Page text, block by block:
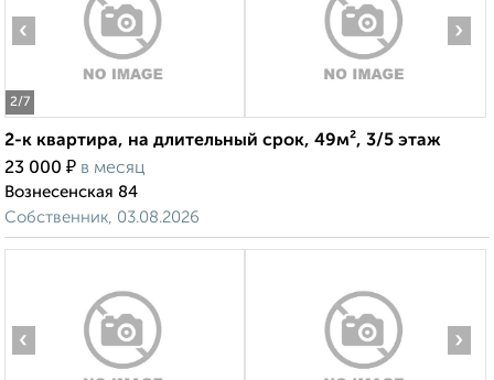
2/7
‹ ›
2-к квартира, на длительный срок, 49м², 3/5 этаж
23 000 ₽ в месяц
Вознесенская 84
Собственник, 03.08.2026
‹ ›